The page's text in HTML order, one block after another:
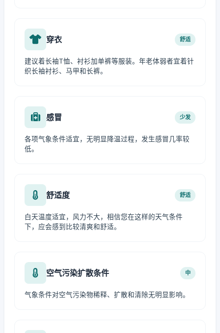
穿衣 舒适
建议着长袖T恤、衬衫加单裤等服装。年老体弱者宜着针
织长袖衬衫、马甲和长裤。
感冒 少发
各项气象条件适宜，无明显降温过程，发生感冒几率较
低。
舒适度 舒适
白天温度适宜，风力不大，相信您在这样的天气条件
下，应会感到比较清爽和舒适。
空气污染扩散条件 中
气象条件对空气污染物稀释、扩散和清除无明显影响。